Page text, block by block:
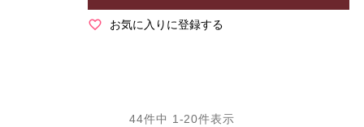
お気に入りに登録する
44件中 1 -20件表示